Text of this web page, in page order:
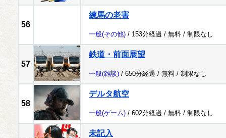
56
練馬の老害
一般(その他) / 153分経過 / 無料 / 制限なし
57
鉄道・前面展望
一般(雑談) / 650分経過 / 無料 / 制限なし
58
デルタ航空
一般(ゲーム) / 602分経過 / 無料 / 制限なし
未記入